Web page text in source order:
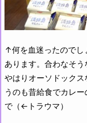
↑何を血迷ったのでし
あります。合わなそう
やはりオーソドック
うのも昔給食でカレ
で（←トラウマ）